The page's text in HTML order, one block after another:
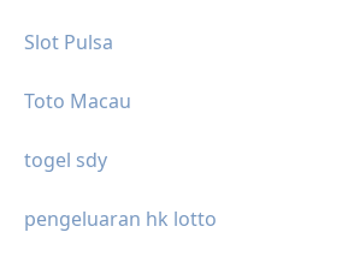
Slot Pulsa
Toto Macau
togel sdy
pengeluaran hk lotto